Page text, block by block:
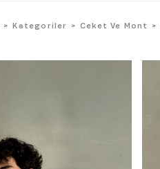
Kategoriler Ceket Ve Mont